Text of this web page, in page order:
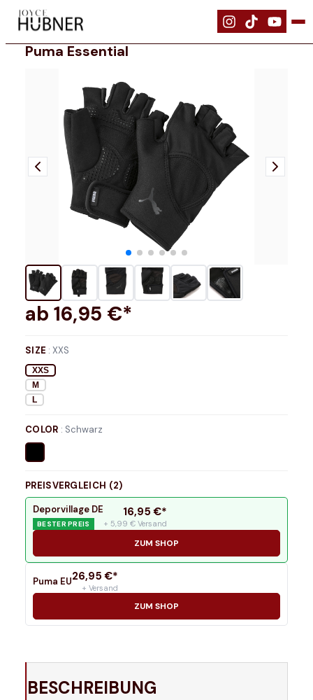
| Bekleidung
Puma Essential
ab 16,95 €*
SIZE :XXS
XXS
M
L
COLOR : Schwarz
PREISVERGLEICH (2)
Deporvillage DE
BESTER PREIS
16,95 €*
+ 5,99 € Versand
ZUM SHOP
Puma EU26,95 €*
+ Versand
ZUM SHOP
BESCHREIBUNG